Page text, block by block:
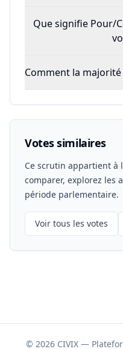
Que signifie Pour/
Comment la
Votes similaires
Ce scrutin appartient à
comparer, explorez les
période parlementaire.
Voir tous les votes
© 2026 CIVIX —